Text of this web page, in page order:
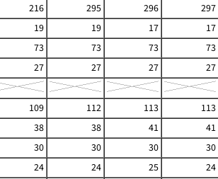
216 295 296
297
19 19 17
17
73 73 73
73
27 27 27
27
109 112 113
113
38 38 41
41
30 30 30
30
24 24 25
24